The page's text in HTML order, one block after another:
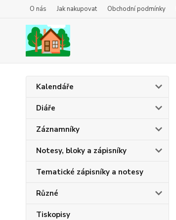
O nás Jak nakupovat Obchodní podmínky
Kalendáře
Diáře
Záznamníky
Notesy, bloky a zápisníky
Tematické zápisníky a notesy
Různé
Tiskopisy